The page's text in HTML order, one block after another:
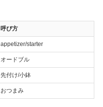
呼び方
appetizer/starter
オードブル
先付け/小鉢
おつまみ